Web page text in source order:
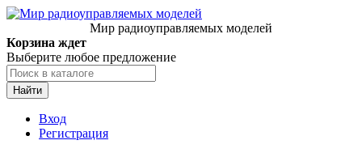
Мир радиоуправляемых моделей
Корзина ждет
Выберите любое предложение
Найти
Вход
Регистрация